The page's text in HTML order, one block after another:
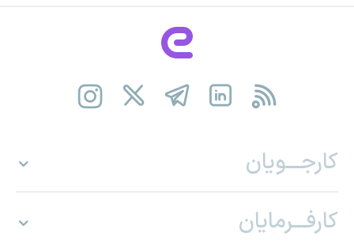
کارجـــویان
کارفـــرمایان